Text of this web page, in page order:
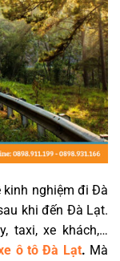
kinh nghiệm đi Đà
khi đến Đà Lạt.
taxi, xe khách,…
ô tô Đà Lạt. Mà